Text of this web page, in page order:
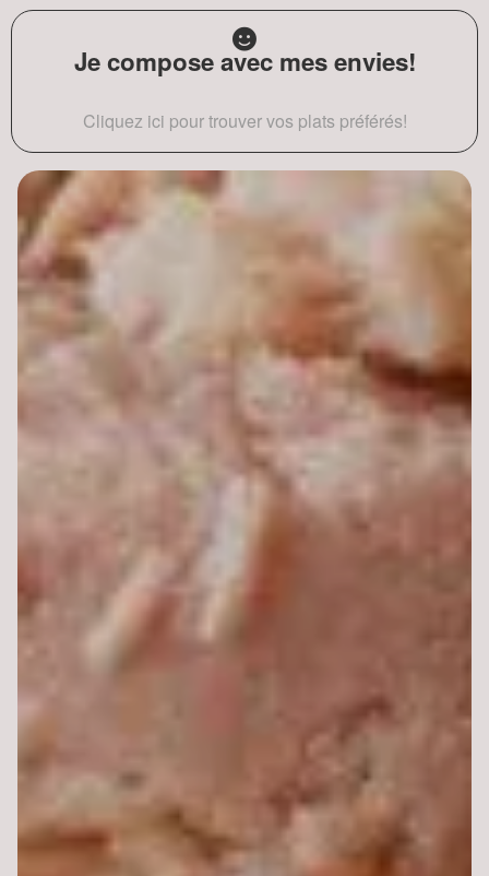
Je compose avec mes envies!
Cliquez ici pour trouver vos plats préférés!